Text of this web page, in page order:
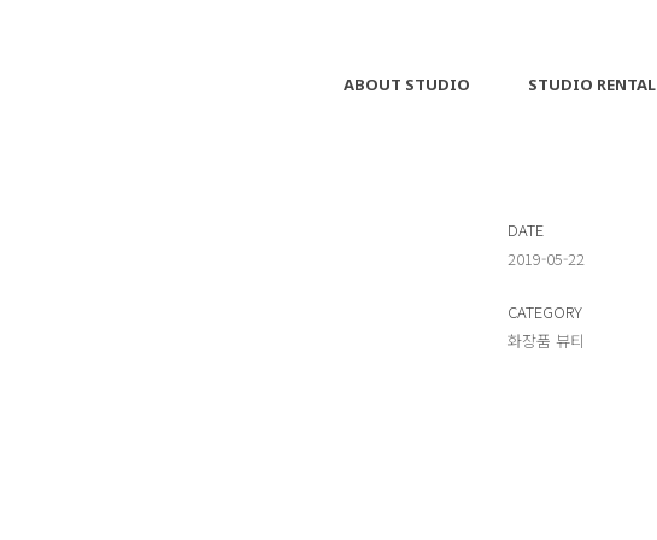
ABOUT STUDIO STUDIO RENTAL
DATE
2019-05-22
CATEGORY
화장품 뷰티